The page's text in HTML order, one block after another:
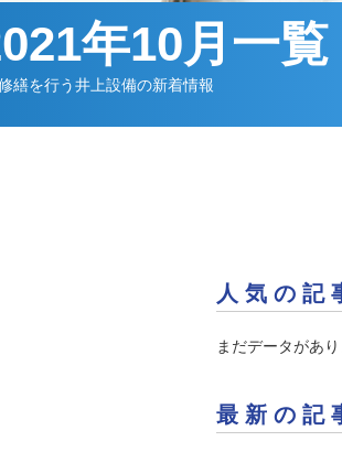
年10月一覧
繕を行う井上設備の新着情報
人気の記
まだデータがあり
最新の記